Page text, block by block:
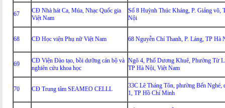
67
CĐ Nhà hát Ca, Múa, Nhạc Quốc gia
Việt Nam
Số 8 Huỳnh Thúc Kháng, P. Giảng võ,
Nội
68 CĐ Học viện Phụ nữ Việt Nam 68 Nguyễn Chí Thanh, P. Láng, TP Hà
69
CĐ Viện Đào tạo, bồi dưỡng cán bộ và
nghiên cứu khoa học
Ngõ 4, Phố Dương Khuê, Phường Từ
TP Hà Nội, Việt Nam
70 CĐ Trung tâm SEAMEO CELLL
33C Lê Tháng Tôn, phường Bến Nghé,
1, TP Hồ Chí Minh